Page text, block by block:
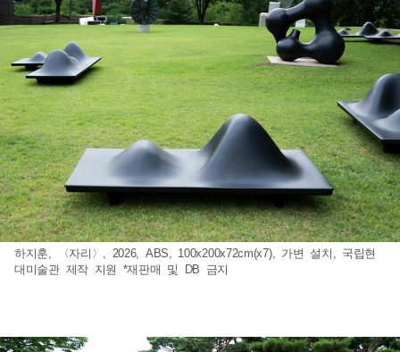
하지훈, 〈자리〉, 2026, ABS, 100x200x72cm(x7), 가변 설치, 국립현
대미술관 제작 지원 *재판매 및 DB 금지